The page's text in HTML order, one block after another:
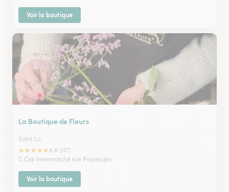
Voir la boutique
La Boutique de Fleurs
Saint Lo
★★★★★4.8 (117)
C.Cial Intermarché rue Popielujko
Voir la boutique